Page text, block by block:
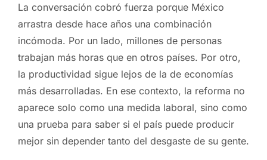
La conversación cobró fuerza porque México
arrastra desde hace años una combinación
incómoda. Por un lado, millones de personas
trabajan más horas que en otros países. Por otro,
la productividad sigue lejos de la de economías
más desarrolladas. En ese contexto, la reforma no
aparece solo como una medida laboral, sino como
una prueba para saber si el país puede producir
mejor sin depender tanto del desgaste de su gente.